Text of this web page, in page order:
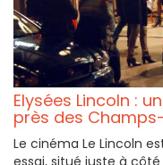
Elysées Lincoln :
près des
Le cinéma Le Lincoln